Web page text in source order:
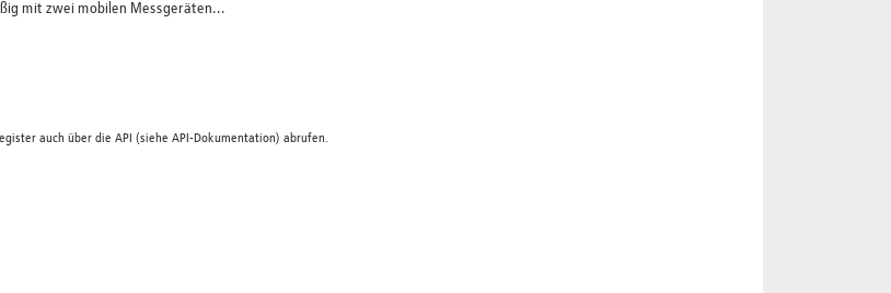
mit zwei mobilen Messgeräten...
auch über die API (siehe API-Dokumentation) abrufen.